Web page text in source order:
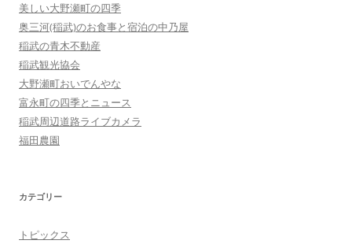
美しい大野瀬町の四季
奥三河(稲武)のお食事と宿泊の中乃屋
稲武の青木不動産
稲武観光協会
大野瀬町おいでんやな
富永町の四季とニュース
稲武周辺道路ライブカメラ
福田農園
カテゴリー
トピックス